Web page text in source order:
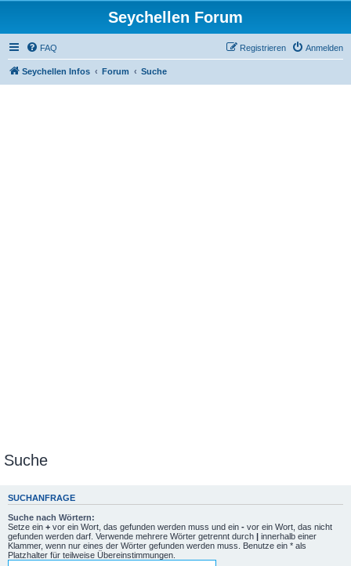
Seychellen Forum
FAQ Anmelden
Registrieren
Seychellen Infos Forum Suche
Suche
SUCHANFRAGE
Suche nach Wörtern:
Setze ein + vor ein Wort, das gefunden werden muss und ein - vor ein Wort, das nicht
gefunden werden darf. Verwende mehrere Wörter getrennt durch | innerhalb einer
Klammer, wenn nur eines der Wörter gefunden werden muss. Benutze ein * als
Platzhalter für teilweise Übereinstimmungen.